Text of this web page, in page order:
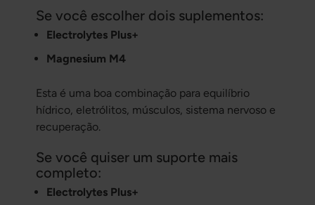
Se você escolher dois suplementos:
Electrolytes Plus+
Magnesium M4
Esta é uma boa combinação para equilíbrio
hídrico, eletrólitos, músculos, sistema nervoso e
recuperação.
Se você quiser um suporte mais
completo:
Electrolytes Plus+